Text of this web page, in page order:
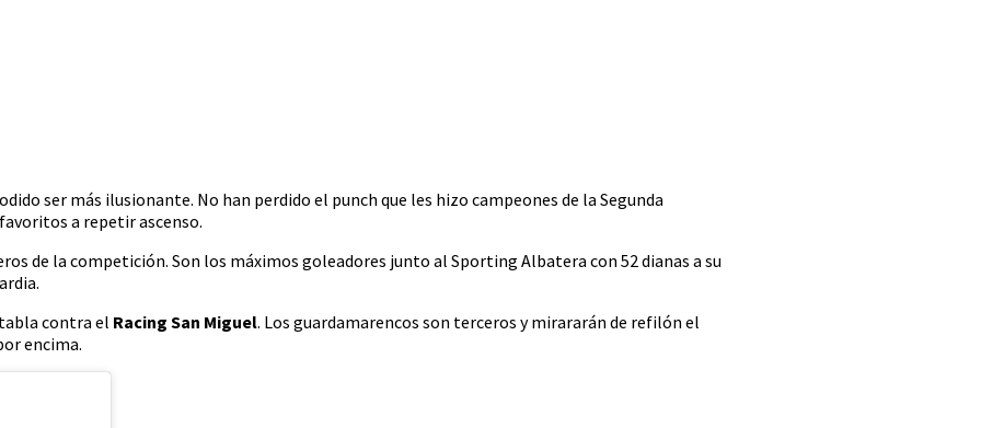
ser más ilusionante. No han perdido el punch que les hizo campeones de la Segunda
a repetir ascenso.
de la competición. Son los máximos goleadores junto al Sporting Albatera con 52 dianas a su
contra el Racing San Miguel. Los guardamarencos son terceros y mirararán de refilón el
encima.